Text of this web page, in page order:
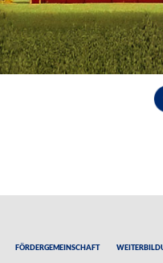
Fördergemeinschaft